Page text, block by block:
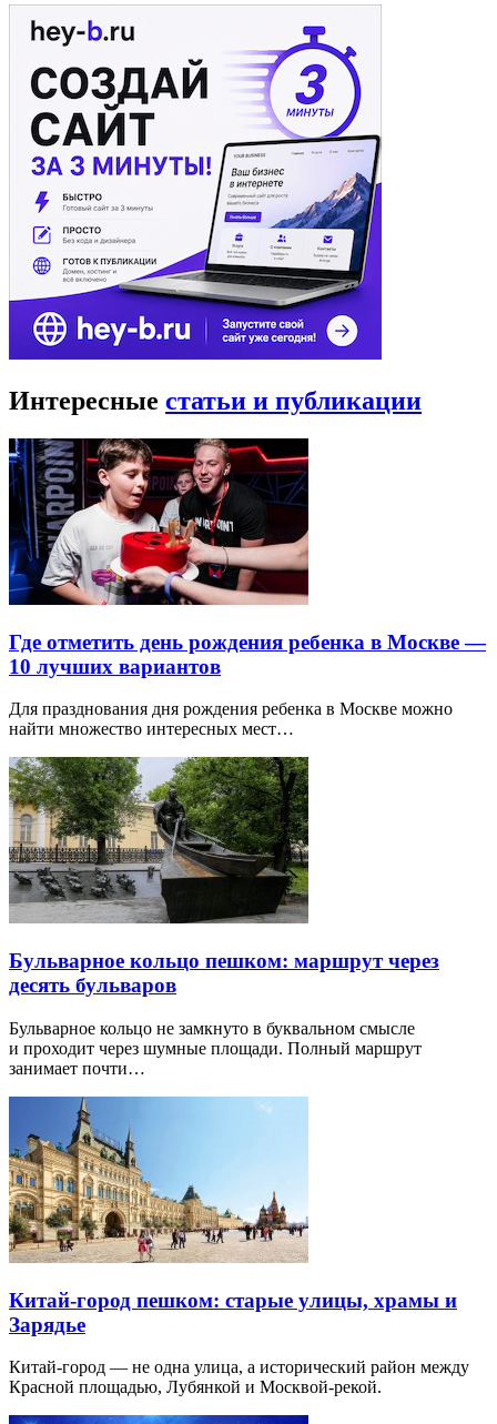
Интересные статьи и публикации
Где отметить день рождения ребенка в Москве —
10 лучших вариантов
Для празднования дня рождения ребенка в Москве можно
найти множество интересных мест…
Бульварное кольцо пешком: маршрут через
десять бульваров
Бульварное кольцо не замкнуто в буквальном смысле
и проходит через шумные площади. Полный маршрут
занимает почти…
Китай-город пешком: старые улицы, храмы и
Зарядье
Китай-город — не одна улица, а исторический район между
Красной площадью, Лубянкой и Москвой-рекой.